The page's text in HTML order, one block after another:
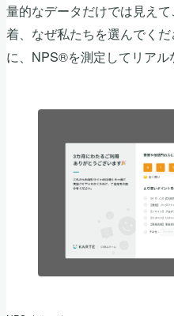
量的なデータだけでは見え
着、なぜ私たちを選んでく
に、NPS®を測定してリアル